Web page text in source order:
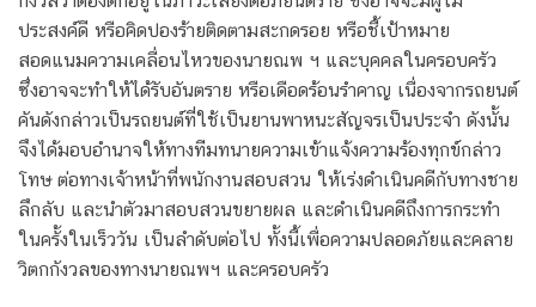
ประสงค์ดี หรือคิดปองร้ายติดตามสะกดรอย หรือชี้เป้าหมาย
สอดแนมความเคลื่อนไหวของนายณพ ฯ และบุคคลในครอบครัว
ซึ่งอาจจะทำให้ได้รับอันตราย หรือเดือดร้อนรำคาญ เนื่องจากรถยนต์
คันดังกล่าวเป็นรถยนต์ที่ใช้เป็นยานพาหนะสัญจรเป็นประจำ ดังนั้น
จึงได้มอบอำนาจให้ทางทีมทนายความเข้าแจ้งความร้องทุกข์กล่าว
โทษ ต่อทางเจ้าหน้าที่พนักงานสอบสวน ให้เร่งดำเนินคดีกับทางชาย
ลึกลับ และนำตัวมาสอบสวนขยายผล และดำเนินคดีถึงการกระทำ
ในครั้งในเร็ววัน เป็นลำดับต่อไป ทั้งนี้เพื่อความปลอดภัยและคลาย
วิตกกังวลของทางนายณพฯ และครอบครัว